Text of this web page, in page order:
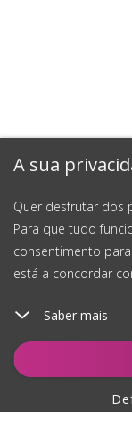
A sua
Quer desfrutar dos
Para que tudo
consentimento
está a concordar
Saber mais